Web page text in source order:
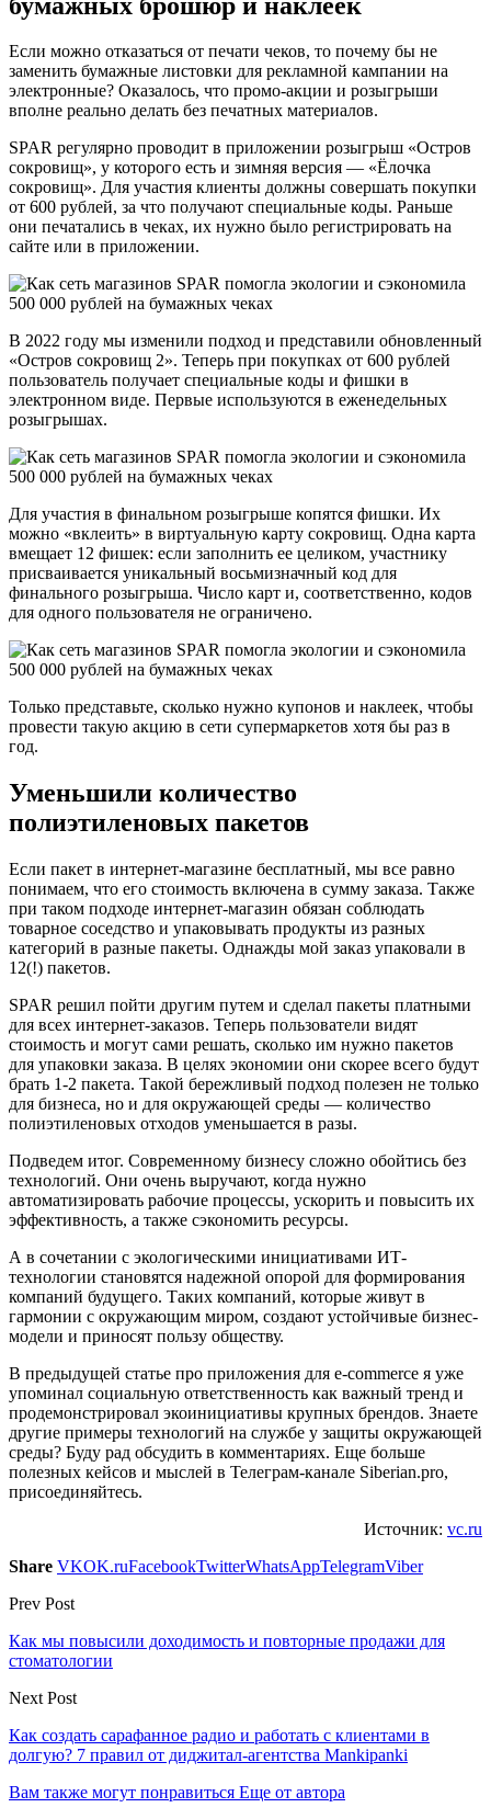
Если можно отказаться от печати чеков, то почему бы не
заменить бумажные листовки для рекламной кампании на
электронные? Оказалось, что промо-акции и розыгрыши
вполне реально делать без печатных материалов.
SPAR регулярно проводит в приложении розыгрыш «Остров
сокровищ», у которого есть и зимняя версия — «Ёлочка
сокровищ». Для участия клиенты должны совершать покупки
от 600 рублей, за что получают специальные коды. Раньше
они печатались в чеках, их нужно было регистрировать на
сайте или в приложении.
В 2022 году мы изменили подход и представили обновленный
«Остров сокровищ 2». Теперь при покупках от 600 рублей
пользователь получает специальные коды и фишки в
электронном виде. Первые используются в еженедельных
розыгрышах.
Для участия в финальном розыгрыше копятся фишки. Их
можно «вклеить» в виртуальную карту сокровищ. Одна карта
вмещает 12 фишек: если заполнить ее целиком, участнику
присваивается уникальный восьмизначный код для
финального розыгрыша. Число карт и, соответственно, кодов
для одного пользователя не ограничено.
Только представьте, сколько нужно купонов и наклеек, чтобы
провести такую акцию в сети супермаркетов хотя бы раз в
год.
Уменьшили количество
полиэтиленовых пакетов
Если пакет в интернет-магазине бесплатный, мы все равно
понимаем, что его стоимость включена в сумму заказа. Также
при таком подходе интернет-магазин обязан соблюдать
товарное соседство и упаковывать продукты из разных
категорий в разные пакеты. Однажды мой заказ упаковали в
12(!) пакетов.
SPAR решил пойти другим путем и сделал пакеты платными
для всех интернет-заказов. Теперь пользователи видят
стоимость и могут сами решать, сколько им нужно пакетов
для упаковки заказа. В целях экономии они скорее всего будут
брать 1-2 пакета. Такой бережливый подход полезен не только
для бизнеса, но и для окружающей среды — количество
полиэтиленовых отходов уменьшается в разы.
Подведем итог. Современному бизнесу сложно обойтись без
технологий. Они очень выручают, когда нужно
автоматизировать рабочие процессы, ускорить и повысить их
эффективность, а также сэкономить ресурсы.
А в сочетании с экологическими инициативами ИТ-
технологии становятся надежной опорой для формирования
компаний будущего. Таких компаний, которые живут в
гармонии с окружающим миром, создают устойчивые бизнес-
модели и приносят пользу обществу.
В предыдущей статье про приложения для e-commerce я уже
упоминал социальную ответственность как важный тренд и
продемонстрировал экоинициативы крупных брендов. Знаете
другие примеры технологий на службе у защиты окружающей
среды? Буду рад обсудить в комментариях. Еще больше
полезных кейсов и мыслей в Телеграм-канале Siberian.pro,
присоединяйтесь.
Источник: vc.ru
Share VKOK.ruFacebookTwitterWhatsAppTelegramViber
Prev Post
Как мы повысили доходимость и повторные продажи для
стоматологии
Next Post
Как создать сарафанное радио и работать с клиентами в
долгую? 7 правил от диджитал-агентства Маnkipanki
Вам также могут понравиться Еще от автора